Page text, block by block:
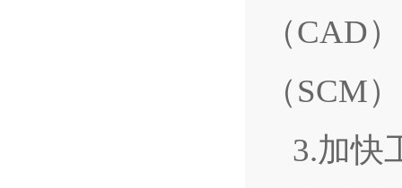
（CAD
（SCM
3.加快